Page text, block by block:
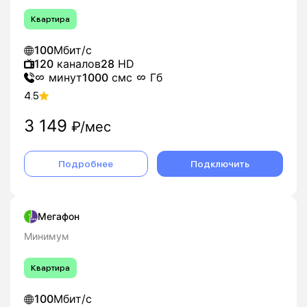
Квартира
100Мбит/с
120 каналов28 HD
минут1000 смс Гб
4.5
3 149 ₽/мес
Подробнее Подключить
Мегафон
Минимум
Квартира
100Мбит/с